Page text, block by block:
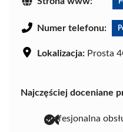
Numer telefonu:
Lokalizacja: Prosta
Najczęściej doceniane
profesjonalna